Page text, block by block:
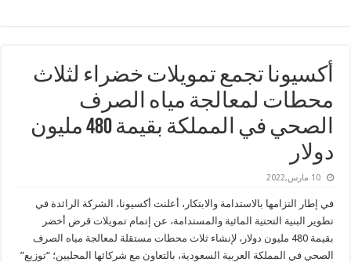
أكسيونا تجمع تمويلات خضراء لثلاث
محطات لمعالجة مياه الصرف
الصحي في المملكة بقيمة 480 مليون
دولار
10 مارس,2022
في إطار التزامها بالاستدامة والابتكار، أعلنت أكسيونا، الشركة الرائدة في
تطوير البنية التحتية المائية والمستدامة، عن إتمام تمويلات قرض أخضر
بقيمة 480 مليون دولار، لإنشاء ثلاث محطات مستقلة لمعالجة مياه الصرف
الصحي في المملكة العربية السعودية، بالتعاون مع شركائها المحليين؛ “توزيع”